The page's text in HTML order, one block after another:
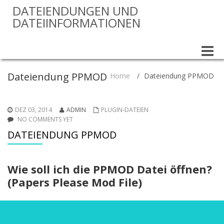
DATEIENDUNGEN UND
DATEIINFORMATIONEN
Toggle
Dateiendung PPMOD Home / Dateiendung PPMOD
DEZ 03, 2014 ADMIN
PLUGIN-DATEIEN
NO COMMENTS YET
DATEIENDUNG PPMOD
Wie soll ich die PPMOD Datei öffnen?
(Papers Please Mod File)